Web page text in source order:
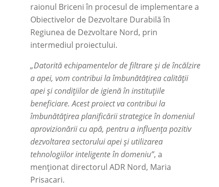
raionul Briceni în procesul de implementare a
Obiectivelor de Dezvoltare Durabilă în
Regiunea de Dezvoltare Nord, prin
intermediul proiectului.
„Datorită echipamentelor de filtrare și de încălzire
a apei, vom contribui la îmbunătățirea calității
apei și condițiilor de igienă în instituțiile
beneficiare. Acest proiect va contribui la
îmbunătățirea planificării strategice în domeniul
aprovizionării cu apă, pentru a influența pozitiv
dezvoltarea sectorului apei și utilizarea
tehnologiilor inteligente în domeniu”, a
menționat directorul ADR Nord, Maria
Prisacari.